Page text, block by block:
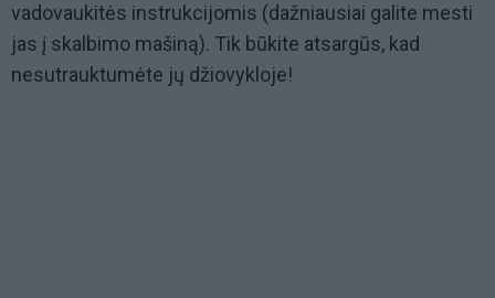
vadovaukitės instrukcijomis (dažniausiai galite mesti
jas į skalbimo mašiną). Tik būkite atsargūs, kad
nesutrauktumėte jų džiovykloje!